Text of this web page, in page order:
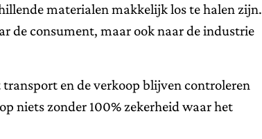
materialen makkelijk los te halen zijn.
de consument, maar ook naar de industrie
en de verkoop blijven controleren
niets zonder 100% zekerheid waar het